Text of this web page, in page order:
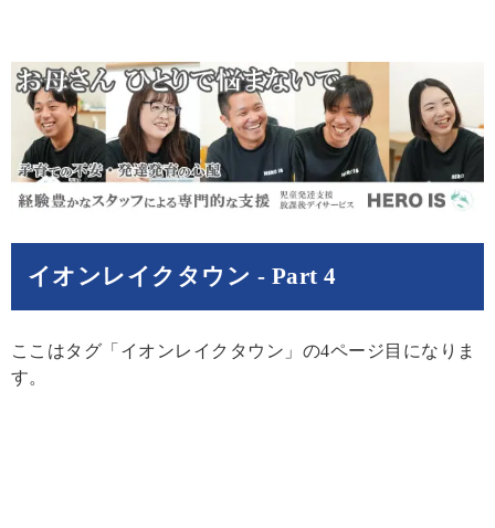
イオンレイクタウン - Part 4
ここはタグ「イオンレイクタウン」の4ページ目になりま
す。